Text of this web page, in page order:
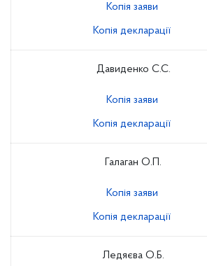
Копія заяви
Копія декларації
Давиденко С.С.
Копія заяви
Копія декларації
Галаган О.П.
Копія заяви
Копія декларації
Ледяєва О.Б.